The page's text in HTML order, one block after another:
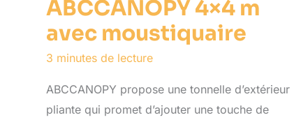
ABCCANOPY 4×4 m
avec moustiquaire
3 minutes de lecture
ABCCANOPY propose une tonnelle d’extérieur
pliante qui promet d’ajouter une touche de